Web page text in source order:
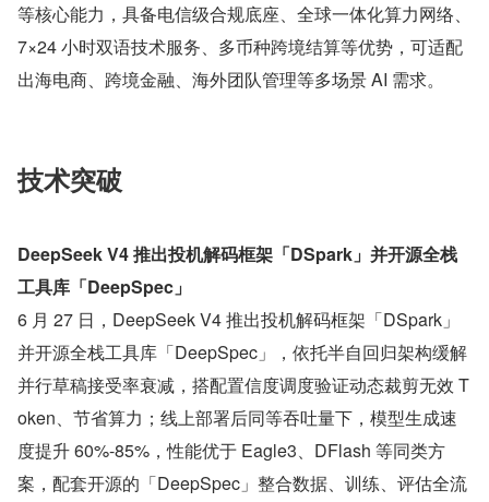
等核心能力，具备电信级合规底座、全球一体化算力网络、
7×24 小时双语技术服务、多币种跨境结算等优势，可适配
出海电商、跨境金融、海外团队管理等多场景 AI 需求。
技术突破
DeepSeek V4 推出投机解码框架「DSpark」并开源全栈
工具库「DeepSpec」
6 月 27 日，DeepSeek V4 推出投机解码框架「DSpark」
并开源全栈工具库「DeepSpec」，依托半自回归架构缓解
并行草稿接受率衰减，搭配置信度调度验证动态裁剪无效 T
oken、节省算力；线上部署后同等吞吐量下，模型生成速
度提升 60%-85%，性能优于 Eagle3、DFlash 等同类方
案，配套开源的「DeepSpec」整合数据、训练、评估全流